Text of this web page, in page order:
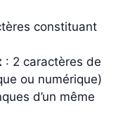
constituant
: 2 caractères de
ou numérique)
d’un même